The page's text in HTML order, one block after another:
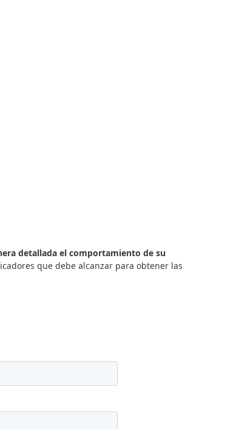
detallada el comportamiento de su
que debe alcanzar para obtener las